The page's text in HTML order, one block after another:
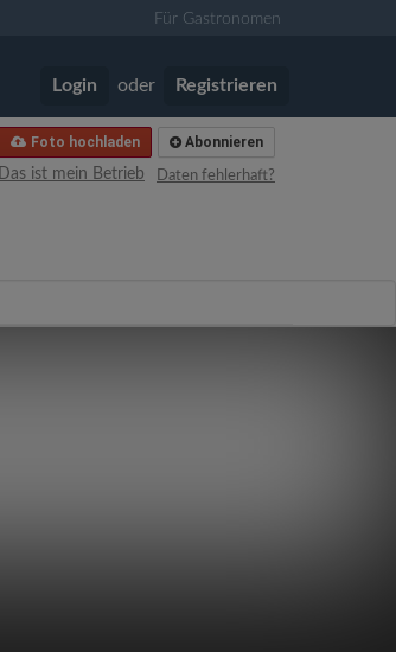
Für Gastronomen
Login oder Registrieren
Abonnieren
Foto hochladen
Daten fehlerhaft?
Das ist mein Betrieb